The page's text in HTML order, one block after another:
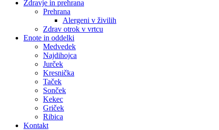
Zdravje in prehrana
Prehrana
Alergeni v živilih
Zdrav otrok v vrtcu
Enote in oddelki
Medvedek
Najdihojca
Jurček
Kresnička
Taček
Sonček
Kekec
Griček
Ribica
Kontakt